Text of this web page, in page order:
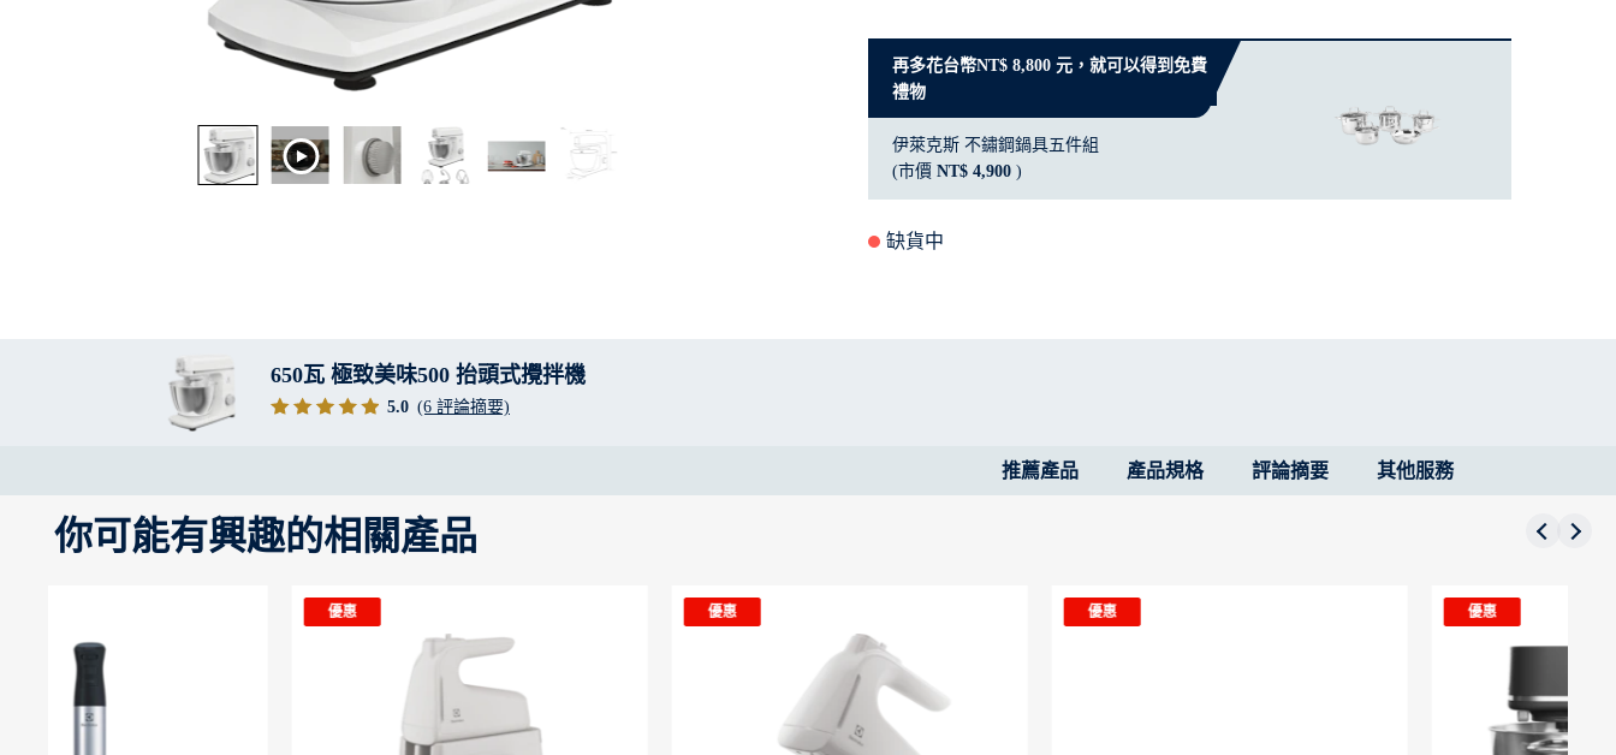
再多花台幣NT$ 8,800 元，就可以得到免費
禮物
伊萊克斯 不鏽鋼鍋具五件組
(市價 NT$ 4,900 )
缺貨中
650瓦 極致美味500 抬頭式攪拌機
5.0 (6 評論摘要)
推薦產品 產品規格 評論摘要 其他服務
你可能有興趣的相關產品